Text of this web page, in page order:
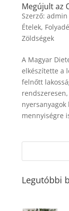
Megújult az
Szerző: admin
Ételek,
Zöldségek
A Magyar
elkészítette a
felnőtt
mennyiségre
Legutóbbi